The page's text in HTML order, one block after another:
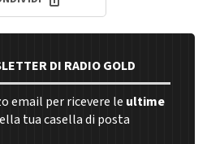
DI RADIO GOLD
email per ricevere le ultime
tua casella di posta